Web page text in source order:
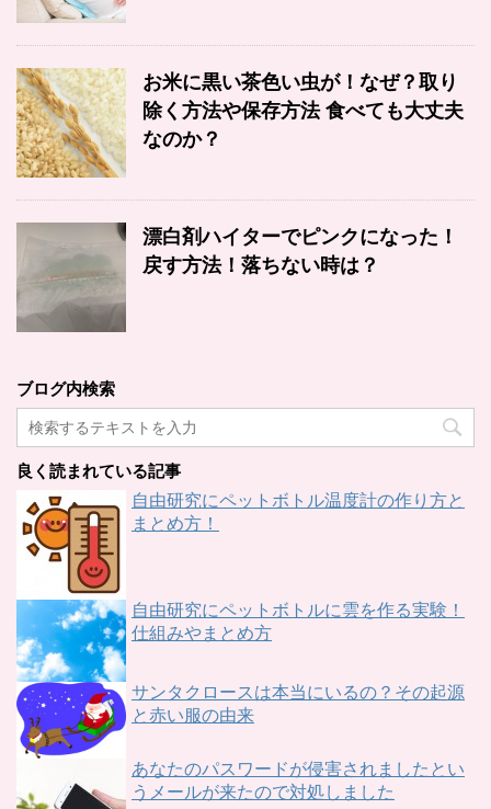
お米に黒い茶色い虫が！なぜ？取り
除く方法や保存方法 食べても大丈夫
なのか？
漂白剤ハイターでピンクになった！
戻す方法！落ちない時は？
ブログ内検索
良く読まれている記事
自由研究にペットボトル温度計の作り方と
まとめ方！
自由研究にペットボトルに雲を作る実験！
仕組みやまとめ方
サンタクロースは本当にいるの？その起源
と赤い服の由来
あなたのパスワードが侵害されましたとい
うメールが来たので対処しました